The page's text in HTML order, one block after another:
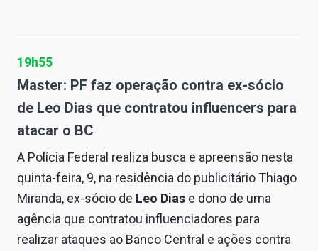
19h55
Master: PF faz operação contra ex-sócio
de Leo Dias que contratou influencers para
atacar o BC
A Polícia Federal realiza busca e apreensão nesta
quinta-feira, 9, na residência do publicitário Thiago
Miranda, ex-sócio de Leo Dias e dono de uma
agência que contratou influenciadores para
realizar ataques ao Banco Central e ações contra